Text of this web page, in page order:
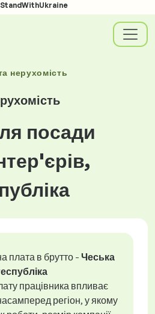
нерухомість
посади
плата в брутто - Чеська
працівника впливає
регіон, у якому